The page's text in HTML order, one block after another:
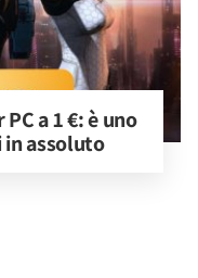
a 1 €: è uno
in assoluto